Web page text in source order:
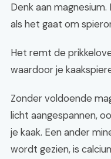
Denk aan
als het gaat om
Het remt de
waardoor je
Zonder voldoende
licht aangespannen,
je kaak. Een ander
wordt gezien, is